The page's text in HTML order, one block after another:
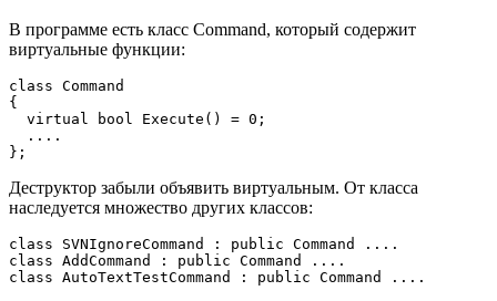
В программе есть класс Command, который содержит
виртуальные функции:
class Command
{
  virtual bool Execute() = 0;
  ....
};
Деструктор забыли объявить виртуальным. От класса
наследуется множество других классов:
class SVNIgnoreCommand : public Command ....
class AddCommand : public Command ....
class AutoTextTestCommand : public Command ....